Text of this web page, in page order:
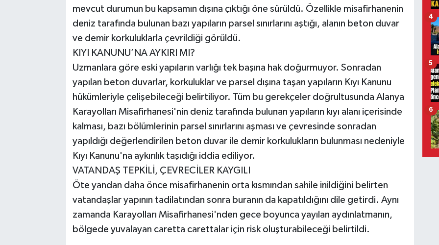
mevcut durumun bu kapsamın dışına çıktığı öne sürüldü. Özellikle misafirhanenin
deniz tarafında bulunan bazı yapıların parsel sınırlarını aştığı, alanın beton duvar
ve demir korkuluklarla çevrildiği görüldü.
KIYI KANUNU’NA AYKIRI MI?
Uzmanlara göre eski yapıların varlığı tek başına hak doğurmuyor. Sonradan
yapılan beton duvarlar, korkuluklar ve parsel dışına taşan yapıların Kıyı Kanunu
hükümleriyle çelişebileceği belirtiliyor. Tüm bu gerekçeler doğrultusunda Alanya
Karayolları Misafirhanesi'nin deniz tarafında bulunan yapıların kıyı alanı içerisinde
kalması, bazı bölümlerinin parsel sınırlarını aşması ve çevresinde sonradan
yapıldığı değerlendirilen beton duvar ile demir korkulukların bulunması nedeniyle
Kıyı Kanunu'na aykırılık taşıdığı iddia ediliyor.
VATANDAŞ TEPKİLİ, ÇEVRECİLER KAYGILI
Öte yandan daha önce misafirhanenin orta kısmından sahile inildiğini belirten
vatandaşlar yapının tadilatından sonra buranın da kapatıldığını dile getirdi. Aynı
zamanda Karayolları Misafirhanesi'nden gece boyunca yayılan aydınlatmanın,
bölgede yuvalayan caretta carettalar için risk oluşturabileceği belirtildi.
4
5
6